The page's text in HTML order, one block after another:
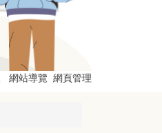
網站導覽 網頁管理